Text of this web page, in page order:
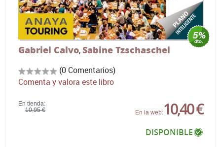
Gabriel Calvo,Sabine Tzschaschel
(0 Comentarios)
Comenta y valora este libro
En tienda:
10,95 €
En la web:10,40 €
DISPONIBLE